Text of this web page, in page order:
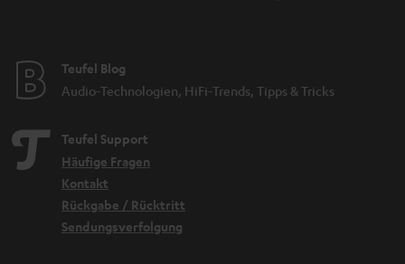
Teufel Blog
Audio-Technologien, HiFi-Trends, Tipps & Tricks
Teufel Support
Häufige Fragen
Kontakt
Rückgabe / Rücktritt
Sendungsverfolgung